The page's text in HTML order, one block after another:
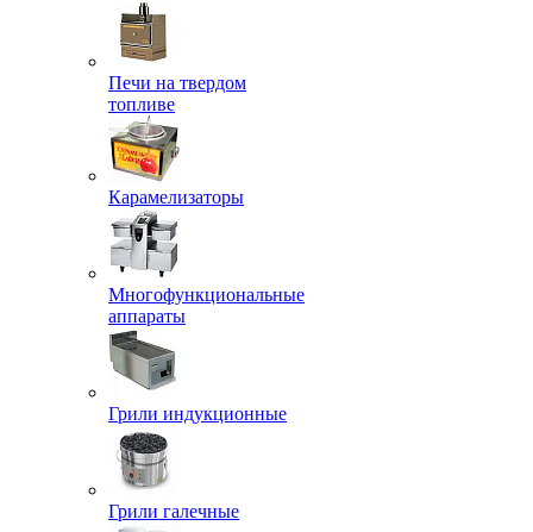
Печи на твердом
топливе
Карамелизаторы
Многофункциональные
аппараты
Грили индукционные
Грили галечные